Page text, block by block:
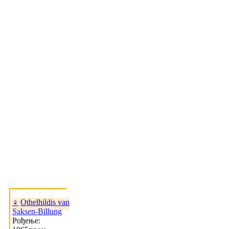
♀ Othelhildis van
Saksen-Billung
Рођење: